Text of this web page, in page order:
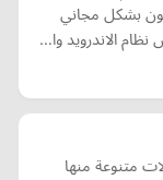
بشكل مجاني
الاندرويد وا…
متنوعة منها